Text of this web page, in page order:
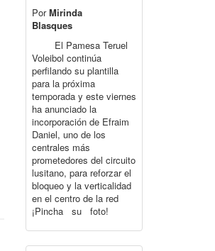
PorMirinda
Blasques
El Pamesa Teruel
Voleibol continúa
perfilando su plantilla
para la próxima
temporada y este viernes
ha anunciado la
incorporación de Efraim
Daniel, uno de los
centrales más
prometedores del circuito
lusitano, para reforzar el
bloqueo y la verticalidad
en el centro de la red
¡Pincha su foto!